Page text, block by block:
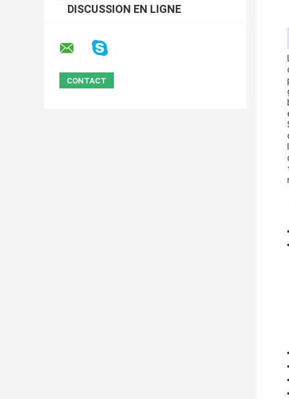
DISCUSSION EN LIGNE